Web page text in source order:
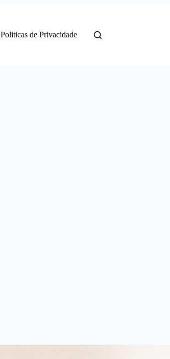
Politicas de Privacidade